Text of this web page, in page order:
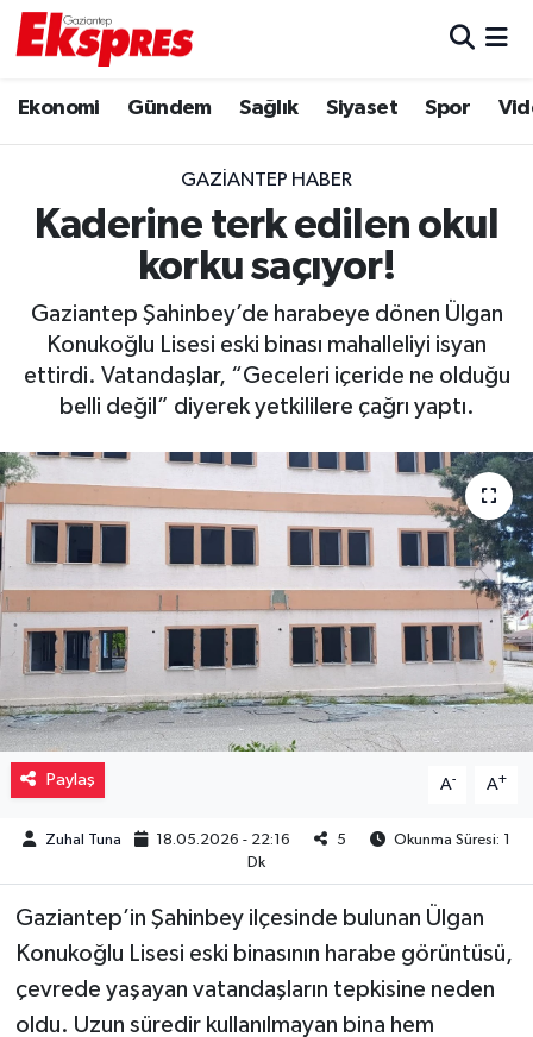
Ekonomi Gündem Sağlık Siyaset Spor
GAZIANTEP HABER
Kaderine terk edilen okul
korku saçıyor!
Gaziantep Şahinbey’de harabeye dönen Ülgan
Konukoğlu Lisesi eski binası mahalleliyi isyan
ettirdi. Vatandaşlar, “Geceleri içeride ne olduğu
belli değil” diyerek yetkililere çağrı yaptı.
Paylaş A- A+
Zuhal Tuna 18.05.2026 - 22:16 5
Okunma Süresi: 1
Dk
Gaziantep’in Şahinbey ilçesinde bulunan Ülgan
Konukoğlu Lisesi eski binasının harabe görüntüsü,
çevrede yaşayan vatandaşların tepkisine neden
oldu. Uzun süredir kullanılmayan bina hem
Ekonomi
Gaziantep son dakika
Gündem
Haberler
Kültür Sanat
Magazin
Müzik
Piyasa
Resmi İlanlar
Sağlık
Teknoloji
Trafik Durumu
Puan Durumu ve Fikstür
Tüm Manşetler
Son Dakika Haberleri
Haber Arşivi